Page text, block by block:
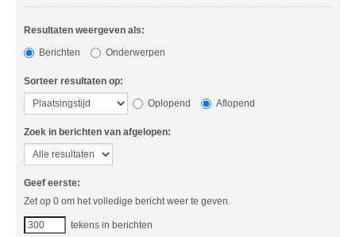
Resultaten weergeven als:
Berichten
Onderwerpen
Sorteer resultaten op:
Oplopend
Aflopend
Zoek in berichten van afgelopen:
Geef eerste:
Zet op 0 om het volledige bericht weer te geven.
tekens in berichten